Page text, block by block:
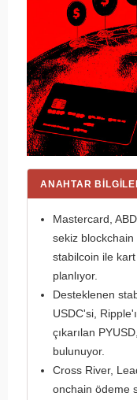
ANAHTAR
Mastercard,
sekiz blockchain
stabilcoin ile
planlıyor.
Desteklenen
USDC'si,
çıkarılan
bulunuyor.
Cross River,
onchain ödeme